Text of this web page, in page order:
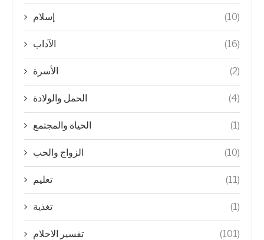
إسلام (10)
الآداب (16)
الأسرة (2)
الحمل والولادة (4)
الحياة والمجتمع (1)
الزواج والحب (10)
تعليم (11)
تغذية (1)
تفسير الاحلام (101)